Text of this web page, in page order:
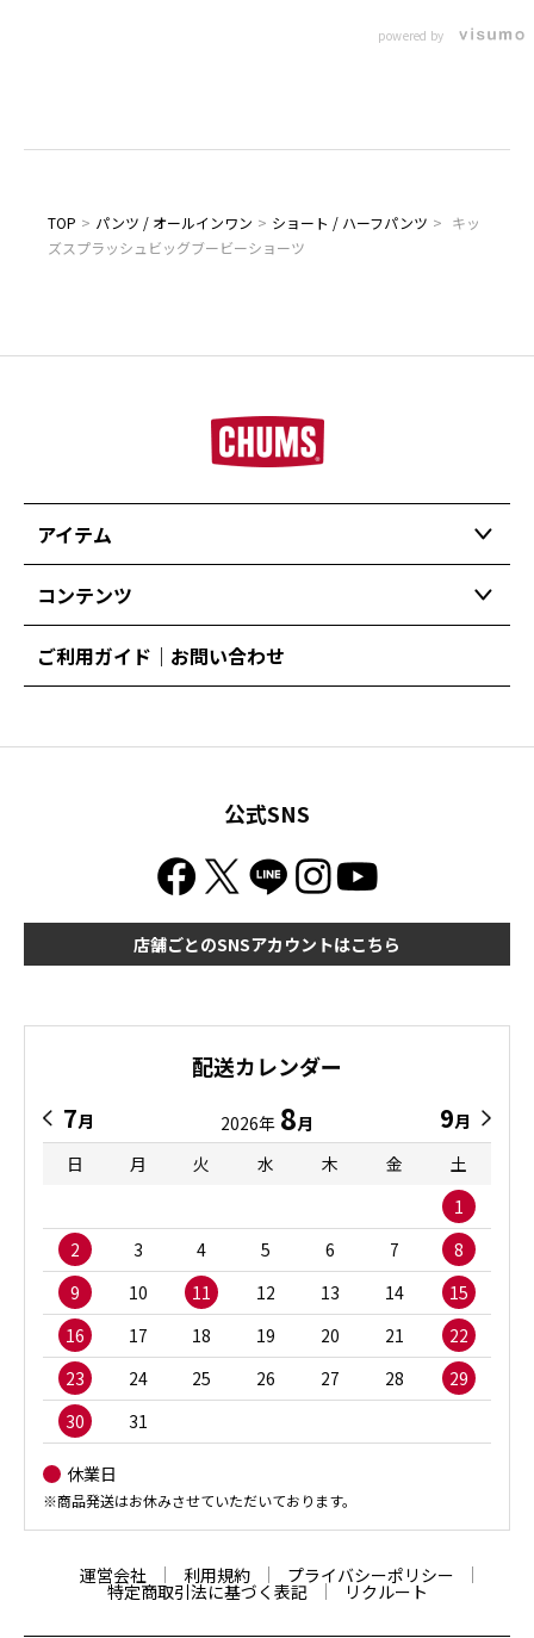
powered by
TOP > パンツ / オールインワン > ショート / ハーフパンツ > キッ
ズスプラッシュビッグブービーショーツ
アイテム
コンテンツ
ご利用ガイド｜お問い合わせ
公式SNS
店舗ごとのSNSアカウントはこちら
配送カレンダー
7月 2026年 8月 9月
日
月 火 水 木 金
土
1
2
3 4 5 6 7
8
9
10 11 12 13 14
15
16
17 18 19 20 21
22
23
24 25 26 27 28
29
30
31
休業日
※商品発送はお休みさせていただいております。
運営会社 利用規約 プライバシーポリシー
特定商取引法に基づく表記 リクルート